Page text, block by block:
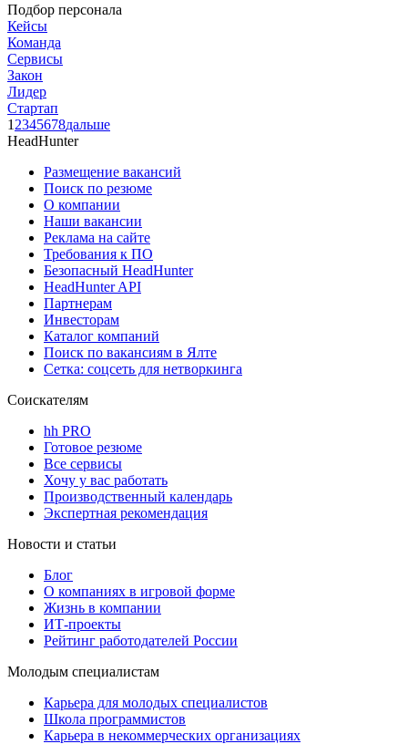
Подбор персонала
Кейсы
Команда
Сервисы
Закон
Лидер
Стартап
1 2345678дальше
HeadHunter
Размещение вакансий
Поиск по резюме
О компании
Наши вакансии
Реклама на сайте
Требования к ПО
Безопасный HeadHunter
HeadHunter API
Партнерам
Инвесторам
Каталог компаний
Поиск по вакансиям в Ялте
Сетка: соцсеть для нетворкинга
Соискателям
hh PRO
Готовое резюме
Все сервисы
Хочу у вас работать
Производственный календарь
Экспертная рекомендация
Новости и статьи
Блог
О компаниях в игровой форме
Жизнь в компании
ИТ-проекты
Рейтинг работодателей России
Молодым специалистам
Карьера для молодых специалистов
Школа программистов
Карьера в некоммерческих организациях